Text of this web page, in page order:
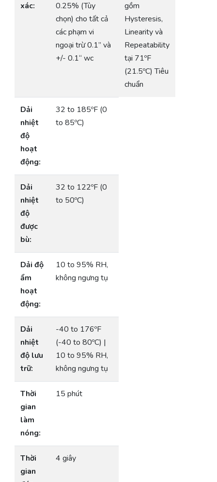
xác:
0.25% (Tùy
chọn) cho tất cả
các phạm vi
ngoại trừ 0.1” và
+/- 0.1“ wc
gồm
Hysteresis,
Linearity và
Repeatability
tại 71ºF
(21.5ºC) Tiêu
chuẩn
Dải
nhiệt
độ
hoạt
động:
32 to 185ºF (0
to 85ºC)
Dải
nhiệt
độ
được
bù:
32 to 122ºF (0
to 50ºC)
Dải độ
ẩm
hoạt
động:
10 to 95% RH,
không ngưng tụ
Dải
nhiệt
độ lưu
trữ:
-40 to 176ºF
(-40 to 80ºC) |
10 to 95% RH,
không ngưng tụ
Thời
gian
làm
nóng:
15 phút
Thời
gian
4 giây